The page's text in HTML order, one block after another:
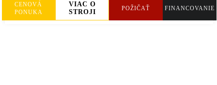
CENOVÁ
PONUKA
VIAC O
STROJI
POŽIČAŤ FINANCOVANIE